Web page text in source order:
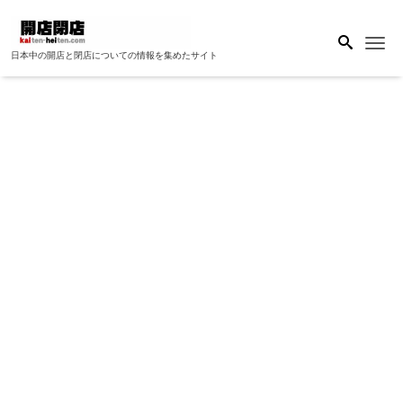
日本中の開店と閉店についての情報を集めたサイト